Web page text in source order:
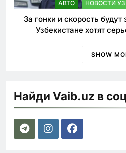
АВТО НОВОСТИ
За гонки и скорость
Узбекистане хотят
SHOW
Найди Vaib.uz в